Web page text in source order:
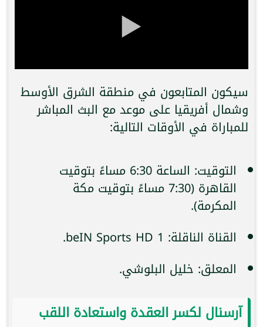
سيكون المتابعون في منطقة الشرق الأوسط
وشمال أفريقيا على موعد مع البث المباشر
للمباراة في الأوقات التالية:
التوقيت: الساعة 6:30 مساءً بتوقيت
القاهرة (7:30 مساءً بتوقيت مكة
المكرمة).
القناة الناقلة: beIN Sports HD 1.
المعلق: خليل البلوشي.
آرسنال لكسر العقدة واستعادة اللقب